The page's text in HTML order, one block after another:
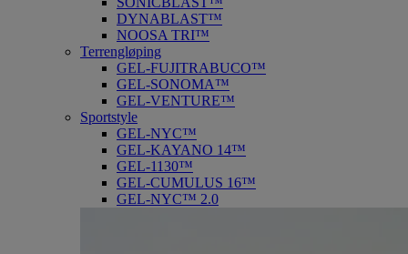
DYNABLAST™
NOOSA TRI™
Terrengløping
GEL-FUJITRABUCO™
GEL-SONOMA™
GEL-VENTURE™
Sportstyle
GEL-NYC™
GEL-KAYANO 14™
GEL-1130™
GEL-CUMULUS 16™
GEL-NYC™ 2.0